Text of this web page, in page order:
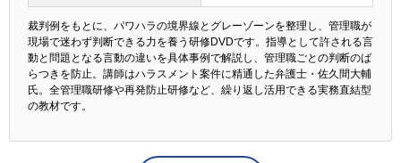
裁判例をもとに、パワハラの境界線とグレーゾーンを整理し、管理職が
現場で迷わず判断できる力を養う研修DVDです。指導として許される言
動と問題となる言動の違いを具体事例で解説し、管理職ごとの判断のば
らつきを防止。講師はハラスメント案件に精通した弁護士・佐久間大輔
氏。全管理職研修や再発防止研修など、繰り返し活用できる実務直結型
の教材です。